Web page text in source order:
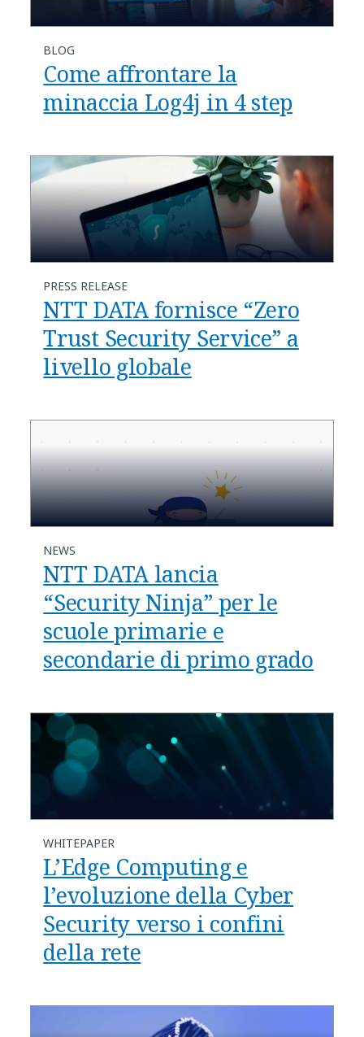
BLOG
Come affrontare la
minaccia Log4j in 4 step
PRESS RELEASE
NTT DATA fornisce “Zero
Trust Security Service” a
livello globale
NEWS
NTT DATA lancia
“Security Ninja” per le
scuole primarie e
secondarie di primo grado
WHITEPAPER
L’Edge Computing e
l’evoluzione della Cyber
Security verso i confini
della rete